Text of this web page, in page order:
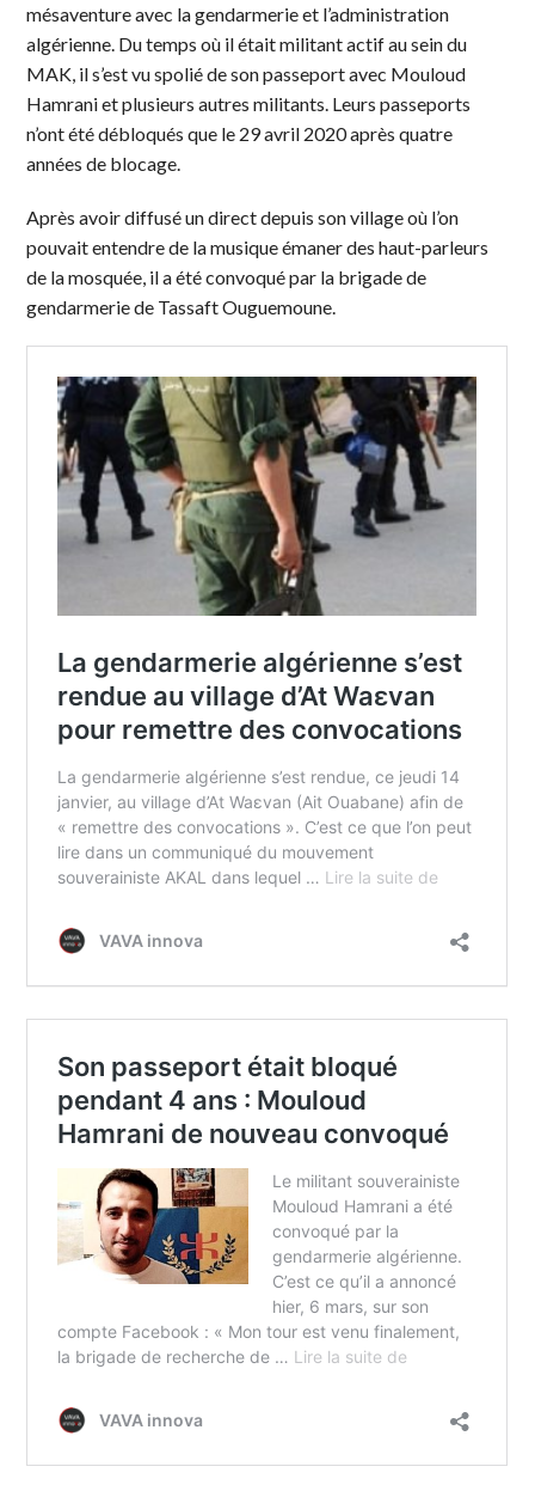
mésaventure avec la gendarmerie et l’administration
algérienne. Du temps où il était militant actif au sein du
MAK, il s’est vu spolié de son passeport avec Mouloud
Hamrani et plusieurs autres militants. Leurs passeports
n’ont été débloqués que le 29 avril 2020 après quatre
années de blocage.
Après avoir diffusé un direct depuis son village où l’on
pouvait entendre de la musique émaner des haut-parleurs
de la mosquée, il a été convoqué par la brigade de
gendarmerie de Tassaft Ouguemoune.